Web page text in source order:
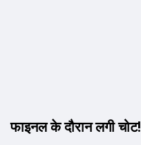
फाइनल के दौरान लगी चोट!